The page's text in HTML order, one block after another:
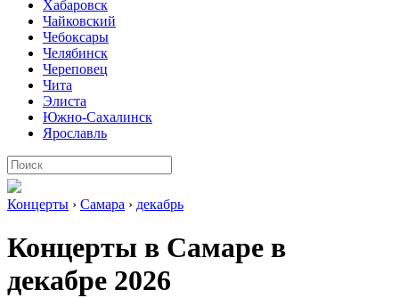
Хабаровск
Чайковский
Чебоксары
Челябинск
Череповец
Чита
Элиста
Южно-Сахалинск
Ярославль
Концерты › Самара › декабрь
Концерты в Самаре в
декабре 2026